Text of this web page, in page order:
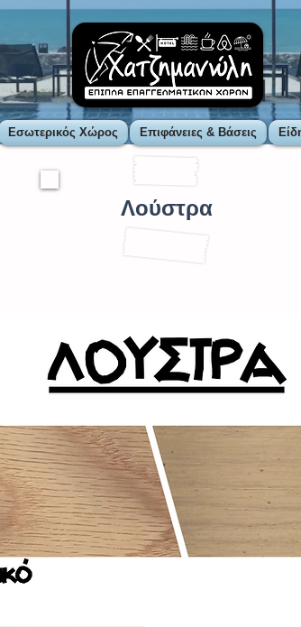
Εσωτερικός Χώρος Επιφάνειες & Βάσεις
Λούστρα